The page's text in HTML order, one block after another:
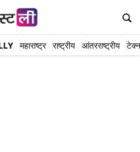
महाराष्ट्र राष्ट्रीय आंतरराष्ट्रीय